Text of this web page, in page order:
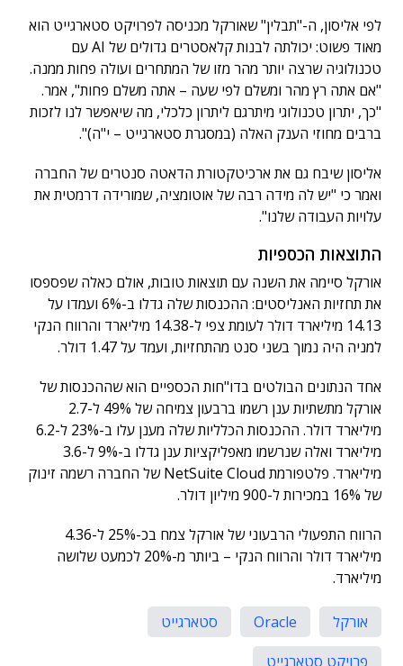
לפי אליסון, ה-"תבלין" שאורקל מכניסה לפרויקט סטארגייט הוא
מאוד פשוט: יכולתה לבנות קלאסטרים גדולים של AI עם
טכנולוגיה שרצה יותר מהר מזו של המתחרים ועולה פחות ממנה.
"אם אתה רץ מהר ומשלם לפי שעה – אתה משלם פחות", אמר.
"כך, יתרון טכנולוגי מיתרגם ליתרון כלכלי, מה שיאפשר לנו לזכות
ברבים מחוזי הענק האלה (במסגרת סטארגייט – י"ה)".
אליסון שיבח גם את ארכיטקטורת הדאטה סנטרים של החברה
ואמר כי "יש לה מידה רבה של אוטומציה, שמורידה דרמטית את
עלויות העבודה שלנו".
התוצאות הכספיות
אורקל סיימה את השנה עם תוצאות טובות, אולם כאלה שפספסו
את תחזיות האנליסטים: ההכנסות שלה גדלו ב-6% ועמדו על
14.13 מיליארד דולר לעומת צפי ל-14.38 מיליארד והרווח הנקי
למניה היה נמוך בשני סנט מהתחזיות, ועמד על 1.47 דולר.
אחד הנתונים הבולטים בדו"חות הכספיים הוא שההכנסות של
אורקל מתשתיות ענן רשמו ברבעון צמיחה של 49% ל-2.7
מיליארד דולר. ההכנסות הכלליות שלה מענן עלו ב-23% ל-6.2
מיליארד ואלה שנרשמו מאפליקציות ענן גדלו ב-9% ל-3.6
מיליארד. פלטפורמת NetSuite Cloud של החברה רשמה זינוק
של 16% במכירות ל-900 מיליון דולר.
הרווח התפעולי הרבעוני של אורקל צמח בכ-25% ל-4.36
מיליארד דולר והרווח הנקי – ביותר מ-20% לכמעט שלושה
מיליארד.
אורקל Oracle
סטארגייט
פרויקט סטארגייט